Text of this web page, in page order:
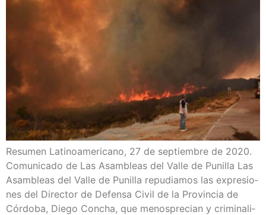
Resu­men Lati­no­ame­ri­cano, 27 de sep­tiem­bre de 2020.
Comu­ni­ca­do de Las Asam­bleas del Valle de Puni­lla Las
Asam­bleas del Valle de Puni­lla repu­dia­mos las expre­sio­
nes del Direc­tor de Defen­sa Civil de la Pro­vin­cia de
Cór­do­ba, Die­go Con­cha, que menos­pre­cian y cri­mi­na­li­